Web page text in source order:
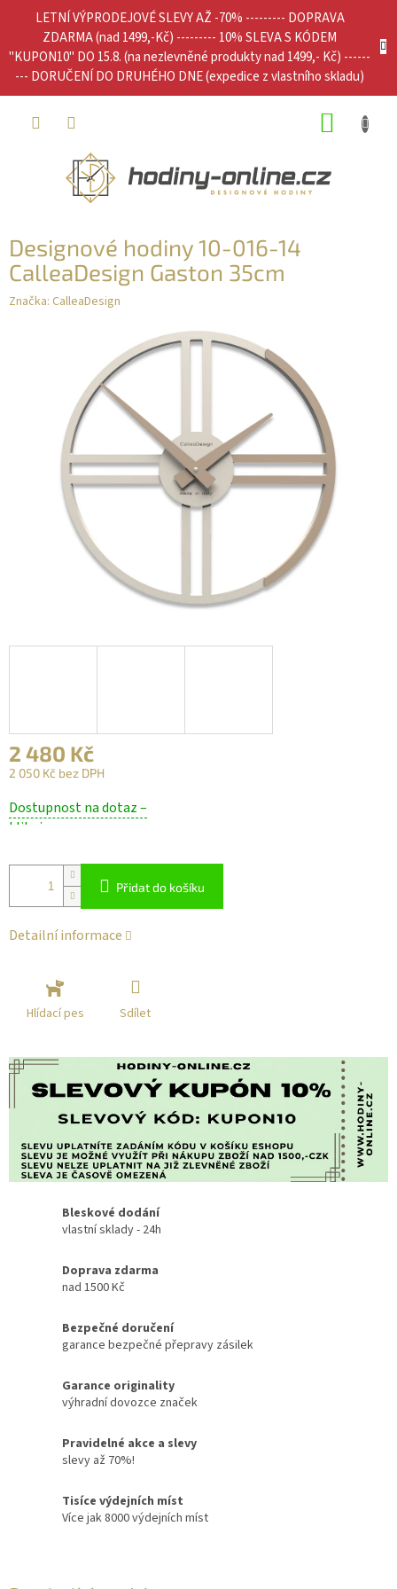
LETNÍ VÝPRODEJOVÉ SLEVY AŽ -70% --------- DOPRAVA
ZDARMA (nad 1499,-Kč) --------- 10% SLEVA S KÓDEM
"KUPON10" DO 15.8. (na nezlevněné produkty nad 1499,- Kč) ------
--- DORUČENÍ DO DRUHÉHO DNE (expedice z vlastního skladu)
Designové hodiny 10-016-14
CalleaDesign Gaston 35cm
Značka: CalleaDesign
2 480 Kč
2 050 Kč bez DPH
cena:
Dostupnost na dotaz –
klikni
Přidat do košíku
Detailní informace
Hlídací pes Sdílet
Bleskové dodání
vlastní sklady - 24h
Doprava zdarma
nad 1500 Kč
Bezpečné doručení
garance bezpečné přepravy zásilek
Garance originality
výhradní dovozce značek
Pravidelné akce a slevy
slevy až 70%!
Tisíce výdejních míst
Více jak 8000 výdejních míst